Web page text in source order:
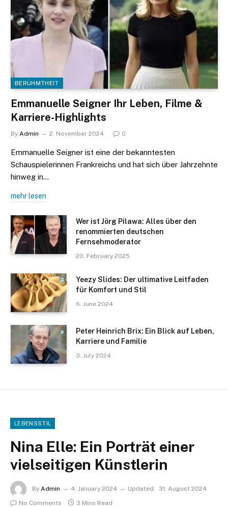
BERÜHMTHEIT
Emmanuelle Seigner Ihr Leben, Filme &
Karriere-Highlights
By Admin 2. November 2024 0
Emmanuelle Seigner ist eine der bekanntesten
Schauspielerinnen Frankreichs und hat sich über Jahrzehnte
hinweg in…
mehr lesen
Wer ist Jörg Pilawa: Alles über den
renommierten deutschen
Fernsehmoderator
20. February 2025
Yeezy Slides: Der ultimative Leitfaden
für Komfort und Stil
6. June 2024
Peter Heinrich Brix: Ein Blick auf Leben,
Karriere und Familie
3. July 2024
LEBENSSTIL
Nina Elle: Ein Porträt einer
vielseitigen Künstlerin
By Admin 4. January 2024 Updated:
31. August 2024
No Comments
3 Mins Read